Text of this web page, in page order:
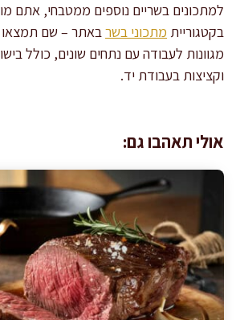
למתכונים בשריים נוספים ממטבחי, אתם
בקטגוריית מתכוני בשרבאתר – שם תמצאו
מגוונות לעבודה עם נתחים שונים, כולל
וקציצות בעבודת יד.
אולי תאהבו גם: